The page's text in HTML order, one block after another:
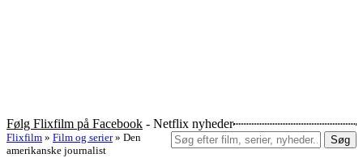
Følg Flixfilm på Facebook - Netflix nyheder
Søg
Flixfilm » Film og serier » Den
amerikanske journalist